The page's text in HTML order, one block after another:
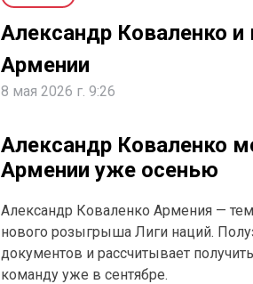
Александр Коваленко
Армении
8 мая 2026 г. 9:26
Александр Коваленко
Армении уже осенью
Александр Коваленко Армения —
нового розыгрыша Лиги наций.
документов и рассчитывает
команду уже в сентябре.